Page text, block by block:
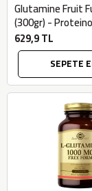
Glutamine Fruit
(300gr) -
629,9 TL
SEPETE